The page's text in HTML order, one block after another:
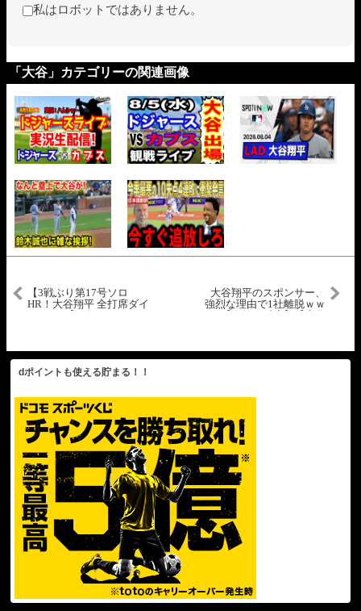
私はロボットではありません。
「大谷」カテゴリーの関連画像
【3戦ぶり第17号ソロ
HR！大谷翔平 全打席ダイ
大谷翔平のスポンサー、
強烈な理由で1社離脱ｗｗ
【MLB】
dポイントも使える貯まる！！